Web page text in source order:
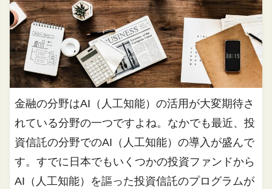
金融の分野はAI（人工知能）の活用が大変期待さ
れている分野の一つですよね。なかでも最近、投
資信託の分野でのAI（人工知能）の導入が盛んで
す。すでに日本でもいくつかの投資ファンドから
AI（人工知能）を謳った投資信託のプログラムが